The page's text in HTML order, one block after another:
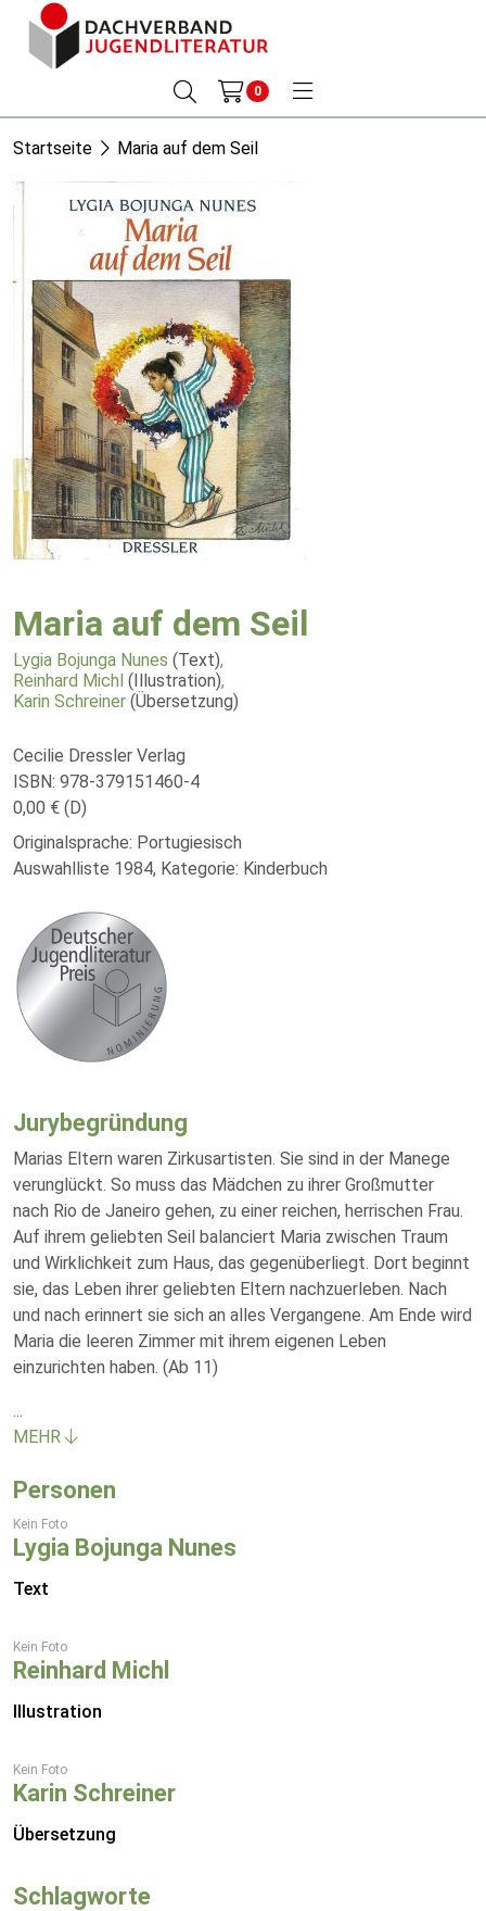
0
Startseite Maria auf dem Seil
Maria auf dem Seil
Lygia Bojunga Nunes (Text),
Reinhard Michl (Illustration),
Karin Schreiner (Übersetzung)
Cecilie Dressler Verlag
ISBN: 978-379151460-4
0,00 € (D)
Originalsprache: Portugiesisch
Auswahlliste 1984, Kategorie: Kinderbuch
Jurybegründung
Marias Eltern waren Zirkusartisten. Sie sind in der Manege
verunglückt. So muss das Mädchen zu ihrer Großmutter
nach Rio de Janeiro gehen, zu einer reichen, herrischen Frau.
Auf ihrem geliebten Seil balanciert Maria zwischen Traum
und Wirklichkeit zum Haus, das gegenüberliegt. Dort beginnt
sie, das Leben ihrer geliebten Eltern nachzuerleben. Nach
und nach erinnert sie sich an alles Vergangene. Am Ende wird
Maria die leeren Zimmer mit ihrem eigenen Leben
einzurichten haben. (Ab 11)
...
MEHR
Personen
Kein Foto
Lygia Bojunga Nunes
Text
Kein Foto
Reinhard Michl
Illustration
Kein Foto
Karin Schreiner
Übersetzung
Schlagworte